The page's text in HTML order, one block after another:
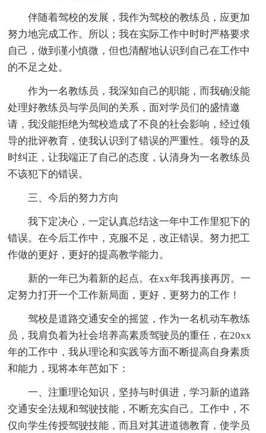
伴随着驾校的发展，我作为驾校的教练员，应更加
努力地完成工作。所以；我在实际工作中时时严格要求
自己，做到谨小慎微，但也清醒地认识到自己在工作中
的不足之处。
作为一名教练员，我深知自己的职能，而我确没能
处理好教练员与学员间的关系，面对学员们的盛情邀
请，我没能拒绝为驾校造成了不良的社会影响，经过领
导的批评教育，使我认识到了错误的严重性。领导的及
时纠正，让我端正了自己的态度，认清身为一名教练员
不该犯下的错误。
三、今后的努力方向
我下定决心，一定认真总结这一年中工作里犯下的
错误。在今后工作中，克服不足，改正错误。努力把工
作做的更好，更好的提高教学能力。
新的一年已为着新的起点。在xx年我再接再厉。一
定努力打开一个工作新局面，更好，更努力的工作！
驾校是道路交通安全的摇篮，作为一名机动车教练
员，我肩负着为社会培养高素质驾驶员的重任，在20xx
年的工作中，我从理论和实践等方面不断提高自身素质
和能力，现将本年芭如下：
一、注重理论知识，坚持与时俱进，学习新的道路
交通安全法规和驾驶技能，不断充实自己。工作中，不
仅向学生传授驾驶技能，而且对其进道德教育，使学员